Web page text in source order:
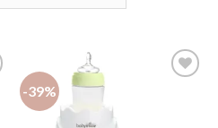
-39%